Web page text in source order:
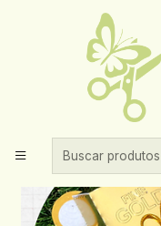
Aproveite 10% de
Início Datas
Arquivo Dia